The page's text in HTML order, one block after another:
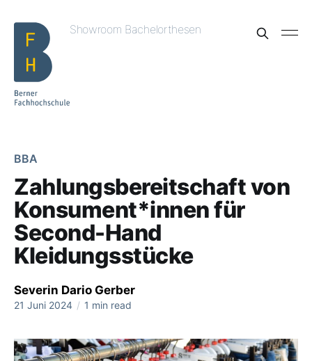
Showroom Bachelorthesen
BBA
Zahlungsbereitschaft von
Konsument*innen für
Second-Hand
Kleidungsstücke
Severin Dario Gerber
21 Juni 2024 / 1 min read